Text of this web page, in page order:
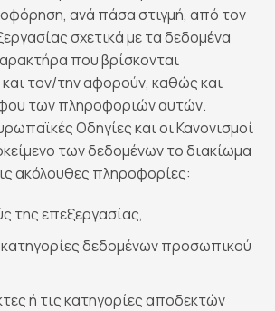
ανά πάσα στιγμή, από τον
σχετικά με τα δεδομένα
που βρίσκονται
τον/την αφορούν, καθώς και
των πληροφοριών αυτών.
Οδηγίες και οι Κανονισμοί
των δεδομένων το διακίωμα
ακόλουθες πληροφορίες:
της επεξεργασίας,
κατηγορίες δεδομένων προσωπικού
ή τις κατηγορίες αποδεκτών